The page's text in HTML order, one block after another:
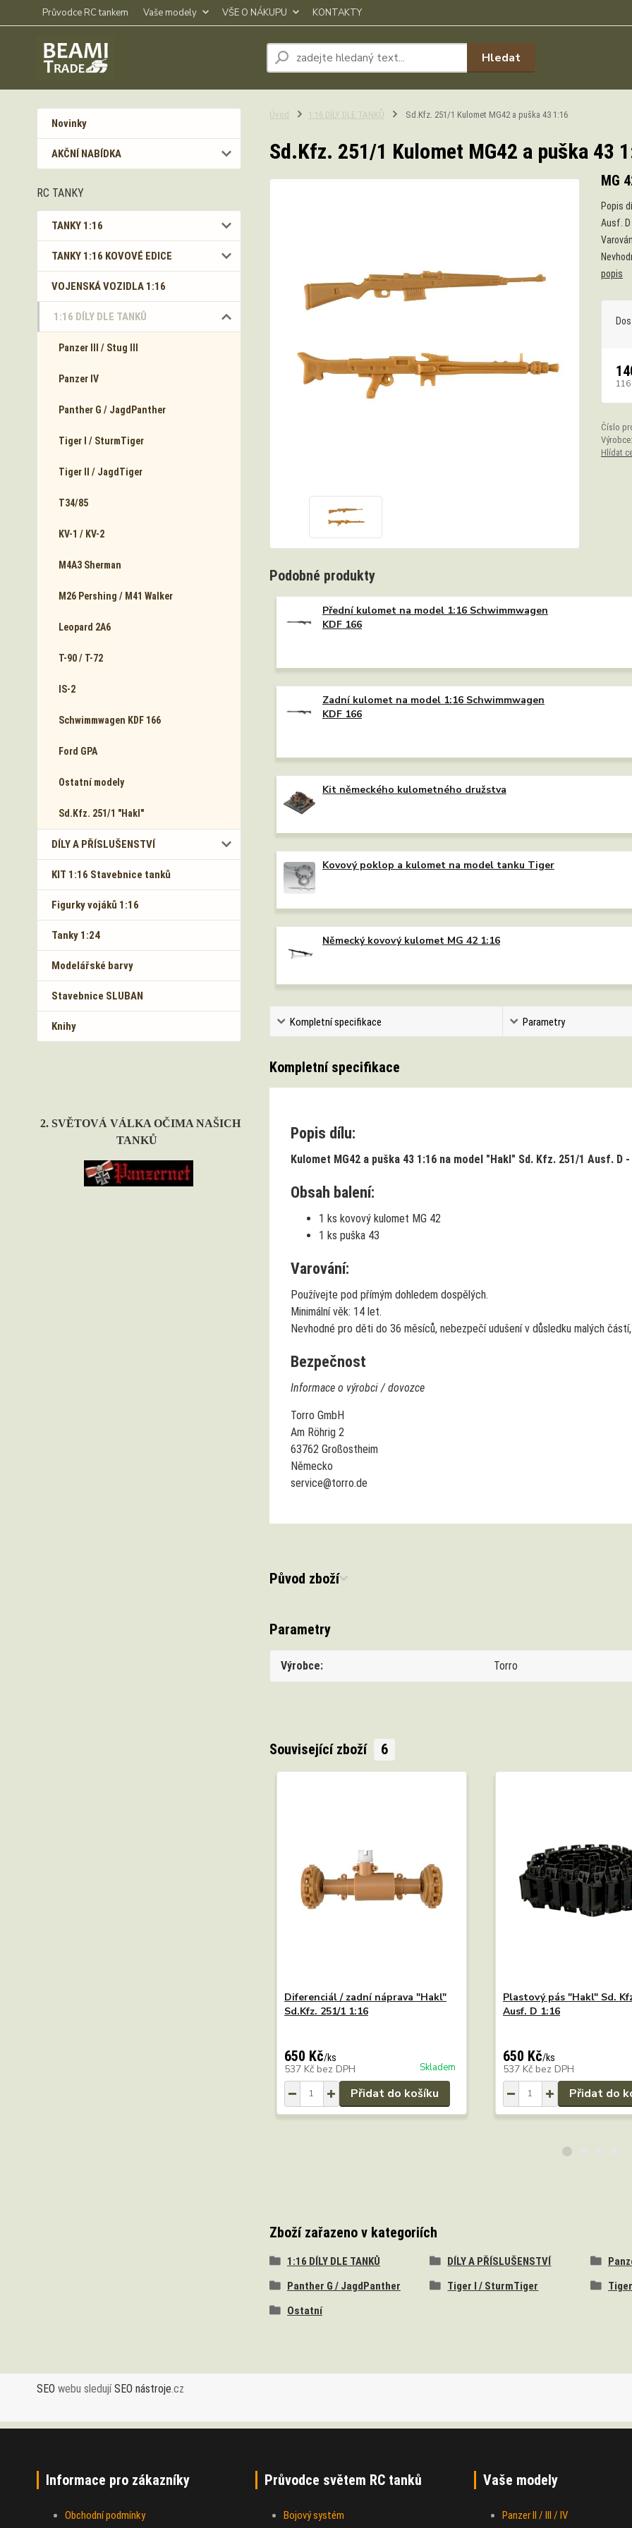
Průvodce RC tankem Vaše modely VŠE O NÁKUPU KONTAKTY
Hledat
Novinky
AKČNÍ NABÍDKA
RC TANKY
TANKY 1:16
TANKY 1:16 KOVOVÉ EDICE
VOJENSKÁ VOZIDLA 1:16
1:16 DÍLY DLE TANKŮ
Panzer III / Stug III
Panzer IV
Panther G / JagdPanther
Tiger I / SturmTiger
Tiger II / JagdTiger
T34/85
KV-1 / KV-2
M4A3 Sherman
M26 Pershing / M41 Walker
Leopard 2A6
T-90 / T-72
IS-2
Schwimmwagen KDF 166
Ford GPA
Ostatní modely
Sd.Kfz. 251/1 "Hakl"
DÍLY A PŘÍSLUŠENSTVÍ
KIT 1:16 Stavebnice tanků
Figurky vojáků 1:16
Tanky 1:24
Modelářské barvy
Stavebnice SLUBAN
Knihy
2. SVĚTOVÁ VÁLKA OČIMA NAŠICH
TANKŮ
Úvod 1:16 DÍLY DLE TANKŮ Sd.Kfz. 251/1 Kulomet MG42 a puška 43 1:16
Sd.Kfz. 251/1 Kulomet MG42 a puška 43
MG
Popis
Ausf. D
popis
116
Číslo
Výrobce:
Hlídat
Podobné produkty
Přední kulomet na model 1:16 Schwimmwagen
KDF 166
Zadní kulomet na model 1:16 Schwimmwagen
KDF 166
Kit německého kulometného družstva
Kovový poklop a kulomet na model tanku Tiger
Německý kovový kulomet MG 42 1:16
Kompletní specifikace Parametry
Kompletní specifikace
Popis dílu:
Kulomet MG42 a puška 43 1:16 na model "Hakl" Sd. Kfz. 251/1 Ausf. D
Obsah balení:
1 ks kovový kulomet MG 42
1 ks puška 43
Varování:
Používejte pod přímým dohledem dospělých.
Minimální věk: 14 let.
Nevhodné pro děti do 36 měsíců, nebezpečí udušení v důsledku malých
Bezpečnost
Informace o výrobci / dovozce
Torro GmbH
Am Röhrig 2
63762 Großostheim
Německo
service@torro.de
Původ zboží
Parametry
Výrobce Torro
Související zboží 6
Diferenciál / zadní náprava "Hakl"
Sd.Kfz. 251/1 1:16
650 Kč/ks
537 Kč bez DPH Skladem
Přidat do košíku
Plastový pás "Hakl" Sd.
Ausf. D 1:16
650 Kč/ks
537 Kč bez DPH
Přidat do
Zboží zařazeno v kategoriích
1:16 DÍLY DLE TANKŮ DÍLY A PŘÍSLUŠENSTVÍ
Panther G / JagdPanther
Tiger I / SturmTiger
Ostatní
SEO webu sledujíSEO nástroje.cz
Informace pro zákazníky
Obchodní podmínky
Průvodce světem RC tanků
Bojový systém
Vaše modely
Panzer II / III / IV